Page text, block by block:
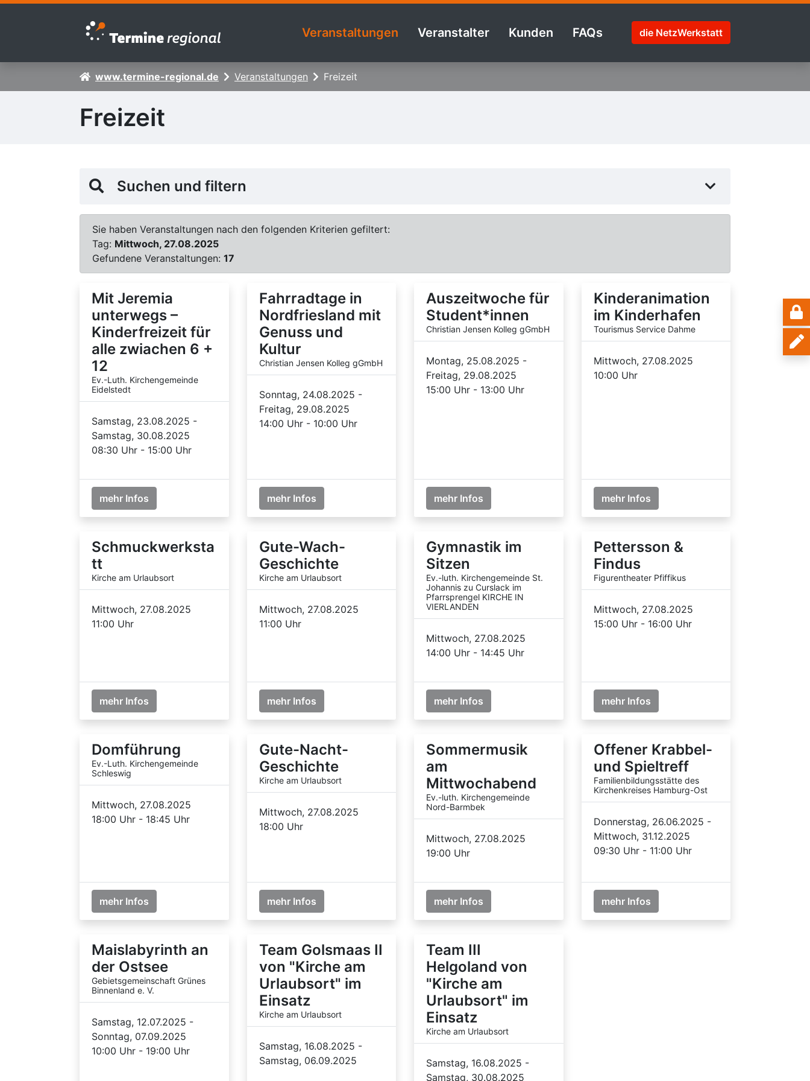
Zur Navigation springen
Zum Inhalt springen
Veranstaltungen Veranstalter Kunden FAQs die NetzWerkstatt
www.termine-regional.de Veranstaltungen Freizeit
Freizeit
Suchen und filtern
Sie haben Veranstaltungen nach den folgenden Kriterien gefiltert:
Tag: Mittwoch, 27.08.2025
Gefundene Veranstaltungen: 17
Mit Jeremia
unterwegs –
Kinderfreizeit für
alle zwiachen 6 +
12
Ev.-Luth. Kirchengemeinde
Eidelstedt
Samstag, 23.08.2025 -
Samstag, 30.08.2025
08:30 Uhr - 15:00 Uhr
mehr Infos
Fahrradtage in
Nordfriesland mit
Genuss und
Kultur
Christian Jensen Kolleg gGmbH
Sonntag, 24.08.2025 -
Freitag, 29.08.2025
14:00 Uhr - 10:00 Uhr
mehr Infos
Auszeitwoche für
Student*innen
Christian Jensen Kolleg gGmbH
Montag, 25.08.2025 -
Freitag, 29.08.2025
15:00 Uhr - 13:00 Uhr
mehr Infos
Kinderanimation
im Kinderhafen
Tourismus Service Dahme
Mittwoch, 27.08.2025
10:00 Uhr
mehr Infos
Schmuckwerksta
tt
Kirche am Urlaubsort
Mittwoch, 27.08.2025
11:00 Uhr
mehr Infos
Gute-Wach-
Geschichte
Kirche am Urlaubsort
Mittwoch, 27.08.2025
11:00 Uhr
mehr Infos
Gymnastik im
Sitzen
Ev.-luth. Kirchengemeinde St.
Johannis zu Curslack im
Pfarrsprengel KIRCHE IN
VIERLANDEN
Mittwoch, 27.08.2025
14:00 Uhr - 14:45 Uhr
mehr Infos
Pettersson &
Findus
Figurentheater Pfiffikus
Mittwoch, 27.08.2025
15:00 Uhr - 16:00 Uhr
mehr Infos
Domführung
Ev.-Luth. Kirchengemeinde
Schleswig
Mittwoch, 27.08.2025
18:00 Uhr - 18:45 Uhr
mehr Infos
Gute-Nacht-
Geschichte
Kirche am Urlaubsort
Mittwoch, 27.08.2025
18:00 Uhr
mehr Infos
Sommermusik
am
Mittwochabend
Ev.-luth. Kirchengemeinde
Nord-Barmbek
Mittwoch, 27.08.2025
19:00 Uhr
mehr Infos
Offener Krabbel-
und Spieltreff
Familienbildungsstätte des
Kirchenkreises Hamburg-Ost
Donnerstag, 26.06.2025 -
Mittwoch, 31.12.2025
09:30 Uhr - 11:00 Uhr
mehr Infos
Maislabyrinth an
der Ostsee
Gebietsgemeinschaft Grünes
Binnenland e. V.
Samstag, 12.07.2025 -
Sonntag, 07.09.2025
10:00 Uhr - 19:00 Uhr
Team Golsmaas II
von "Kirche am
Urlaubsort" im
Einsatz
Kirche am Urlaubsort
Samstag, 16.08.2025 -
Samstag, 06.09.2025
Team III
Helgoland von
"Kirche am
Urlaubsort" im
Einsatz
Kirche am Urlaubsort
Samstag, 16.08.2025 -
Samstag, 30.08.2025